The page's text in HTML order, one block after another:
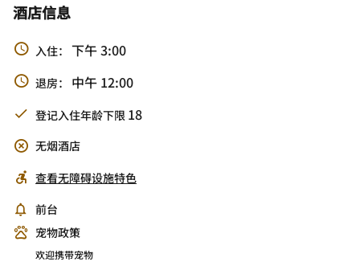
酒店信息
入住： 下午 3:00
退房： 中午 12:00
登记入住年龄下限 18
无烟酒店
查看无障碍设施特色
前台
宠物政策
欢迎携带宠物